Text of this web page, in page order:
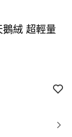
鵝絨 超輕量